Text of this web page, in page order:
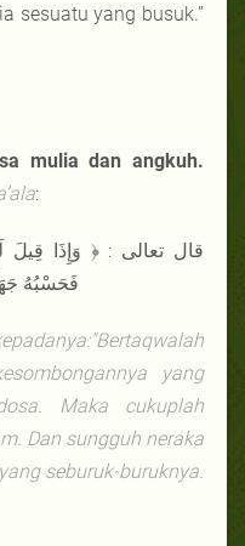
sesuatu yang busuk.”
mulia dan angkuh.
:
قال تعالى : ﴿ وَإِذَا قِيلَ
فَحَسْبُهُ
yang
Maka cukuplah
Dan sungguh neraka
seburuk-buruknya.